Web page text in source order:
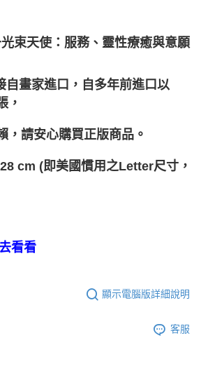
含以上)免運費
含以上)免運費
束天使：服務、靈性療癒與意願
自畫家進口，自多年前進口以
，
，請安心購買正版商品。
cm (即美國慣用之Letter尺寸，
看看
顯示電腦版詳細說明
客服